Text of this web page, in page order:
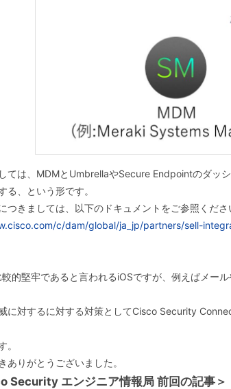
ては、MDMとUmbrellaやSecure Endpointのダッ
る、という形です。
つきましては、以下のドキュメントをご参照くださ
c/dam/global/ja_jp/partners/sell-
的堅牢であると言われるiOSですが、例えばメー
に対するに対する対策としてCisco Security
。
ありがとうございました。
Security エンジニア情報局 前回の記事＞